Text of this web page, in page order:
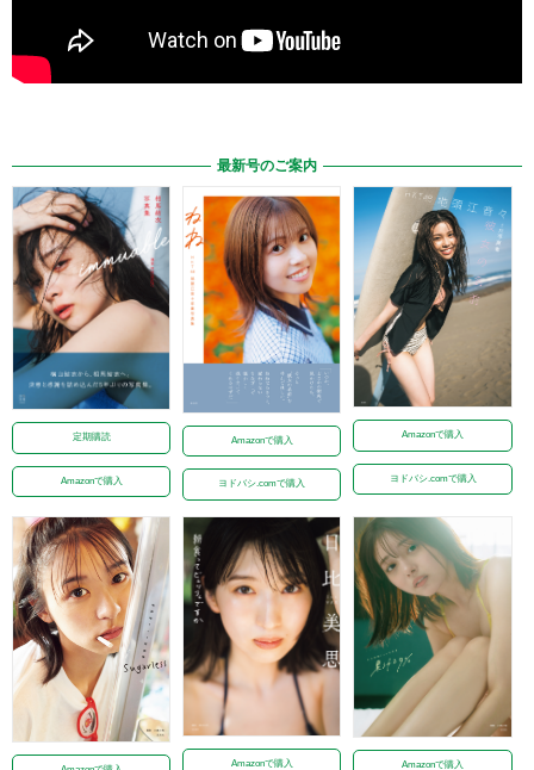
最新号のご案内
定期購読
Amazonで購入
Amazonで購入
ヨドバシ.comで購入
Amazonで購入
ヨドバシ.comで購入
Amazonで購入 Amazonで購入